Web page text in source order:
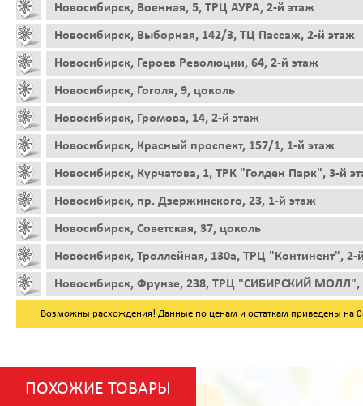
Новосибирск, Военная, 5, ТРЦ АУРА, 2-й этаж
Новосибирск, Выборная, 142/3, ТЦ Пассаж, 2-й этаж
Новосибирск, Героев Революции, 64, 2-й этаж
Новосибирск, Гоголя, 9, цоколь
Новосибирск, Громова, 14, 2-й этаж
Новосибирск, Красный проспект, 157/1, 1-й этаж
Новосибирск, Курчатова, 1, ТРК "Голден Парк", 3-й
Новосибирск, пр. Дзержинского, 23, 1-й этаж
Новосибирск, Советская, 37, цоколь
Новосибирск, Троллейная, 130а, ТРЦ "Континент", 2-
Новосибирск, Фрунзе, 238, ТРЦ "СИБИРСКИЙ МОЛЛ",
Возможны расхождения! Данные по ценам и остаткам приведены на
ПОХОЖИЕ ТОВАРЫ